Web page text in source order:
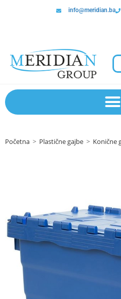
info@meridian.ba
Početna > Plastične gajbe > Konične